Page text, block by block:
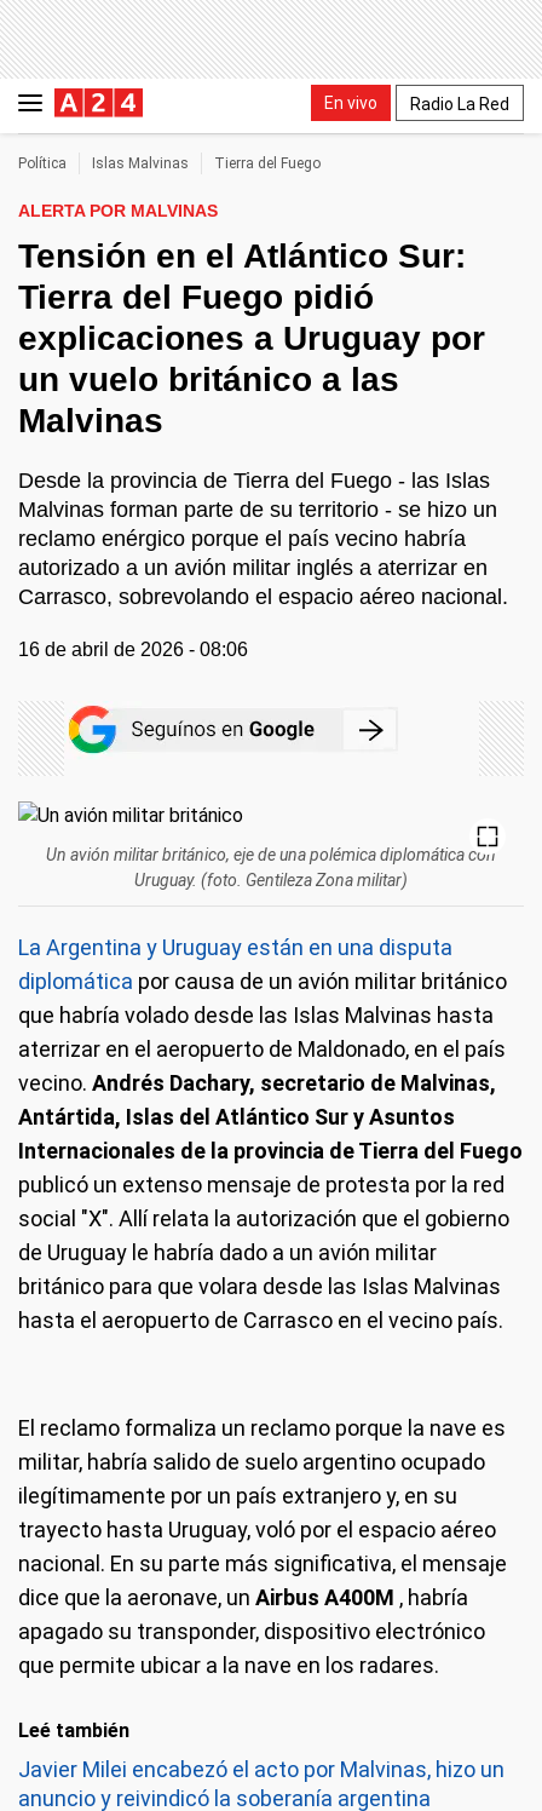
En vivo Radio La Red
Política Islas Malvinas Tierra del Fuego
ALERTA POR MALVINAS
Tensión en el Atlántico Sur:
Tierra del Fuego pidió
explicaciones a Uruguay por
un vuelo británico a las
Malvinas
Desde la provincia de Tierra del Fuego - las Islas
Malvinas forman parte de su territorio - se hizo un
reclamo enérgico porque el país vecino habría
autorizado a un avión militar inglés a aterrizar en
Carrasco, sobrevolando el espacio aéreo nacional.
16 de abril de 2026 - 08:06
Un avión militar británico, eje de una polémica diplomática con
Uruguay. (foto. Gentileza Zona militar)
La Argentina y Uruguay están en una disputa
diplomática por causa de un avión militar británico
que habría volado desde las Islas Malvinas hasta
aterrizar en el aeropuerto de Maldonado, en el país
vecino. Andrés Dachary, secretario de Malvinas,
Antártida, Islas del Atlántico Sur y Asuntos
Internacionales de la provincia de Tierra del Fuego
publicó un extenso mensaje de protesta por la red
social "X". Allí relata la autorización que el gobierno
de Uruguay le habría dado a un avión militar
británico para que volara desde las Islas Malvinas
hasta el aeropuerto de Carrasco en el vecino país.
El reclamo formaliza un reclamo porque la nave es
militar, habría salido de suelo argentino ocupado
ilegítimamente por un país extranjero y, en su
trayecto hasta Uruguay, voló por el espacio aéreo
nacional. En su parte más significativa, el mensaje
dice que la aeronave, un Airbus A400M , habría
apagado su transponder, dispositivo electrónico
que permite ubicar a la nave en los radares.
Leé también
Javier Milei encabezó el acto por Malvinas, hizo un
anuncio y reivindicó la soberanía argentina